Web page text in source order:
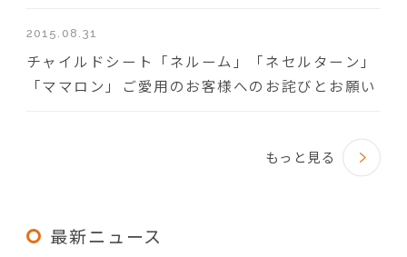
2015.08.31
チャイルドシート「ネルーム」「ネセルターン」
「ママロン」ご愛用のお客様へのお詫びとお願い
もっと見る
最新ニュース